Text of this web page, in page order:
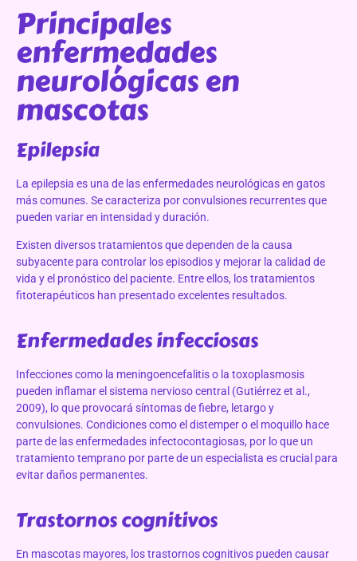
Principales
enfermedades
neurológicas en
mascotas
Epilepsia
La epilepsia es una de las enfermedades neurológicas en gatos
más comunes. Se caracteriza por convulsiones recurrentes que
pueden variar en intensidad y duración.
Existen diversos tratamientos que dependen de la causa
subyacente para controlar los episodios y mejorar la calidad de
vida y el pronóstico del paciente. Entre ellos, los tratamientos
fitoterapéuticos han presentado excelentes resultados.
Enfermedades infecciosas
Infecciones como la meningoencefalitis o la toxoplasmosis
pueden inflamar el sistema nervioso central (Gutiérrez et al.,
2009), lo que provocará síntomas de fiebre, letargo y
convulsiones. Condiciones como el distemper o el moquillo hace
parte de las enfermedades infectocontagiosas, por lo que un
tratamiento temprano por parte de un especialista es crucial para
evitar daños permanentes.
Trastornos cognitivos
En mascotas mayores, los trastornos cognitivos pueden causar